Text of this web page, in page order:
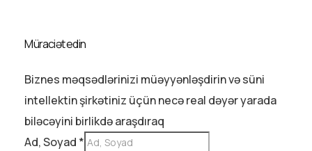
Müraciət edin
Biznes məqsədlərinizi müəyyənləşdirin və süni
intellektin şirkətiniz üçün necə real dəyər yarada
biləcəyini birlikdə araşdıraq
Ad, Soyad *